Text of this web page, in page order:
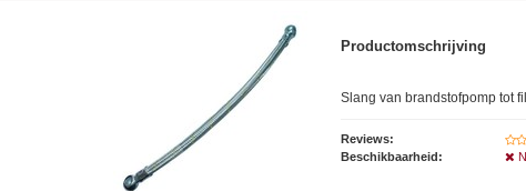
Productomschrijving
Slang van brandstofpomp tot
Reviews:
Beschikbaarheid: